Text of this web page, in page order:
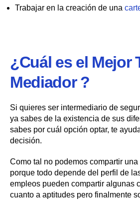
Trabajar en la creación de una
¿Cuál es el Mejor
Mediador ?
Si quieres ser intermediario de
ya sabes de la existencia de sus
sabes por cuál opción optar, te
decisión.
Como tal no podemos compartir
porque todo depende del perfil de
empleos pueden compartir algunas
cuanto a aptitudes pero finalmente